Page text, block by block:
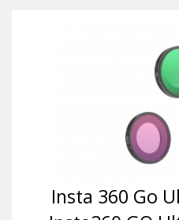
Insta 360 Go